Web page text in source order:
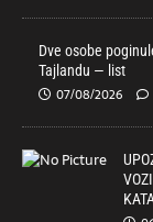
Dve osobe
Tajlandu — list
07/08/2026